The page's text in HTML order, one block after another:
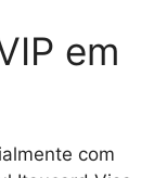
em
com